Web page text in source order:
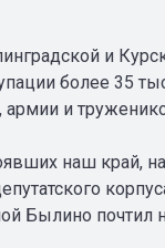
и
более 35
армии и
наш край,
Былино почтил